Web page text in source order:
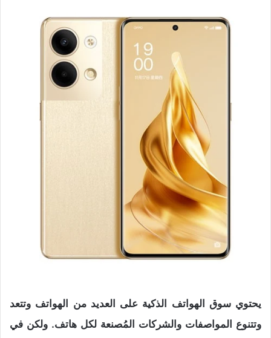
يحتوي سوق الهواتف الذكية على العديد من الهواتف وتتعد
وتتنوع المواصفات والشركات المُصنعة لكل هاتف. ولكن في